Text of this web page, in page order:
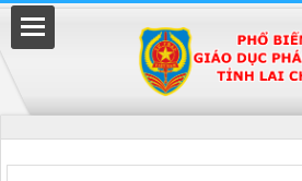
Đã kết nối EMC